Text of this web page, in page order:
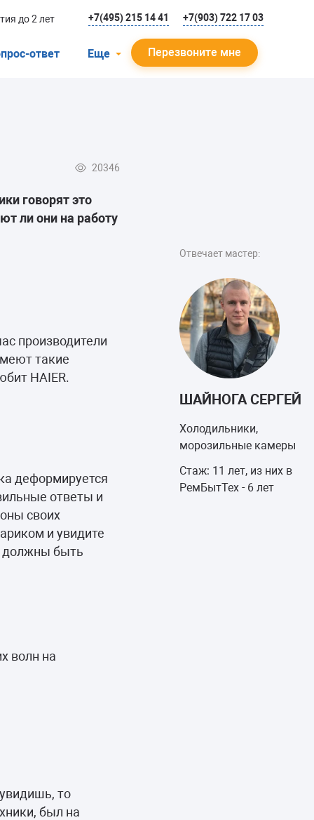
до 2 лет +7(495) 215 14 41 +7(903) 722 17 03
ответ Еще
Мастера
Перезвоните мне
20346
говорят это
ли они на работу
Отвечает мастер:
ШАЙНОГА СЕРГЕЙ
Холодильники,
морозильные камеры
Стаж: 11 лет, из них в
РемБытТех - 6 лет
производители
такие
HAIER.
деформируется
ответы и
своих
и увидите
должны быть
волн на
то
был на